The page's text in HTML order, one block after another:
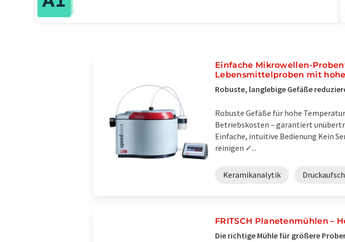
Einfache Mikrowellen-
Lebensmittelproben mit
Robuste, langlebige Gefäße
Robuste Gefäße für hohe
Betriebskosten – garantiert
Einfache, intuitive Bedienung Kein
reinigen ✓...
Keramikanalytik
FRITSCH Planetenmühlen –
Die richtige Mühle für größere